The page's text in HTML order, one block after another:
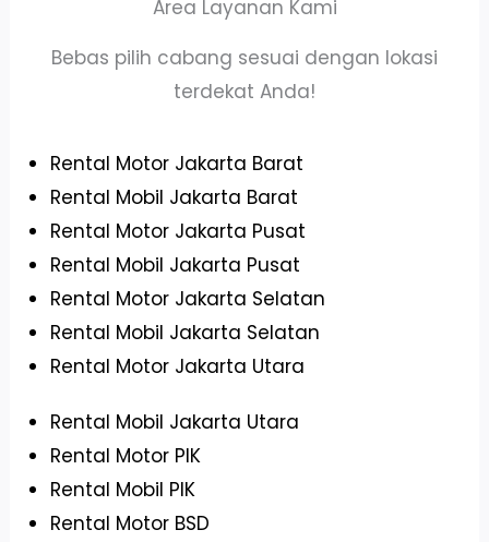
Area Layanan Kami
Bebas pilih cabang sesuai dengan lokasi
terdekat Anda!
Rental Motor Jakarta Barat
Rental Mobil Jakarta Barat
Rental Motor Jakarta Pusat
Rental Mobil Jakarta Pusat
Rental Motor Jakarta Selatan
Rental Mobil Jakarta Selatan
Rental Motor Jakarta Utara
Rental Mobil Jakarta Utara
Rental Motor PIK
Rental Mobil PIK
Rental Motor BSD